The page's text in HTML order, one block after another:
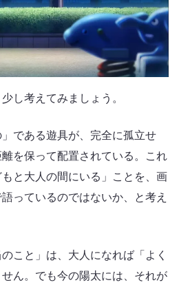
し考えてみましょう。
」である遊具が、完全に孤立せ
を保って配置されている。これ
と大人の間にいる」ことを、画
っているのではないか、と考え
こと」は、大人になれば「よく
ん。でも今の陽太には、それが